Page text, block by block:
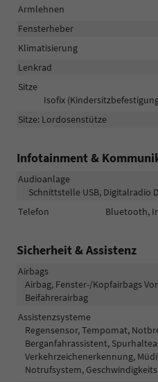
Armlehnen
Fensterheber
Klimatisierung
Lenkrad
Sitze
Isofix
Sitze: Lordosenstütze
Infotainment &
Audioanlage
Schnittstelle USB, Digitalradio
Telefon
Bluetooth,
Sicherheit & Assistenz
Airbags
Airbag, Fenster-/Kopfairbags
Beifahrerairbag
Assistenzsysteme
Regensensor, Tempomat,
Berganfahrassistent,
Verkehrzeichenerkennung,
Notrufsystem,